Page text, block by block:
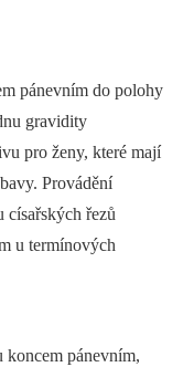
pánevním do polohy
gravidity
pro ženy, které mají
Provádění
císařských řezů
u termínových
koncem pánevním,